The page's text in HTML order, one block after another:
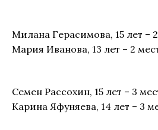
Милана Герасимова, 15 лет –
Мария Иванова, 13 лет – 2
Семен Рассохин, 15 лет – 3
Карина Яфуняева, 14 лет – 3